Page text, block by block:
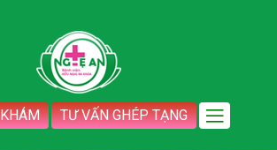
TƯ VẤN GHÉP TẠNG